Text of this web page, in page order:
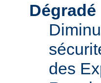
des